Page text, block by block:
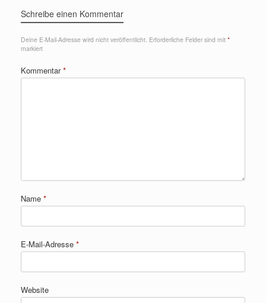
Schreibe einen Kommentar
Deine E-Mail-Adresse wird nicht veröffentlicht. Erforderliche Felder sind mit *
markiert
Kommentar*
Name *
E-Mail-Adresse *
Website